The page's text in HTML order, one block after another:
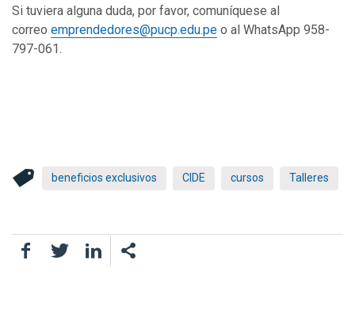
Si tuviera alguna duda, por favor, comuníquese al
correo emprendedores@pucp.edu.pe o al WhatsApp 958-
797-061.
beneficios exclusivos CIDE cursos Talleres
FacebookTwitter LinkedIn